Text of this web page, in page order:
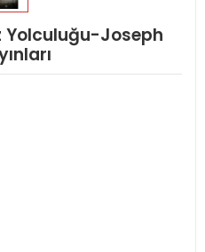
Yolculuğu-Joseph